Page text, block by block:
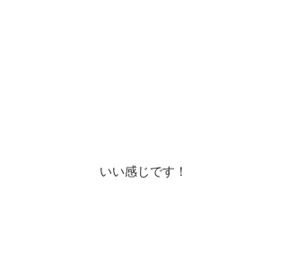
いい感じです！